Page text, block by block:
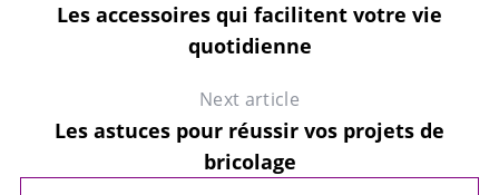
Les accessoires qui facilitent votre vie
quotidienne
Next article
Les astuces pour réussir vos projets de
bricolage